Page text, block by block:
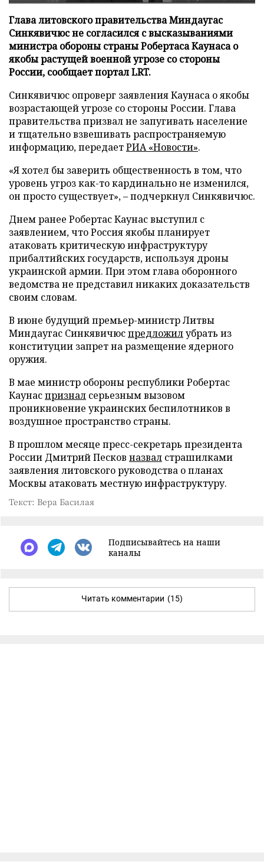
Глава литовского правительства Миндаугас
Синкявичюс не согласился с высказываниями
министра обороны страны Робертаса Каунаса о
якобы растущей военной угрозе со стороны
России, сообщает портал LRT.
Синкявичюс опроверг заявления Каунаса о якобы
возрастающей угрозе со стороны России. Глава
правительства призвал не запугивать население
и тщательно взвешивать распространяемую
информацию, передаетРИА «Новости».
«Я хотел бы заверить общественность в том, что
уровень угроз как-то кардинально не изменился,
он просто существует», – подчеркнул Синкявичюс.
Днем ранее Робертас Каунас выступил с
заявлением, что Россия якобы планирует
атаковать критическую инфраструктуру
прибалтийских государств, используя дроны
украинской армии. При этом глава оборонного
ведомства не представил никаких доказательств
своим словам.
В июне будущий премьер-министр Литвы
Миндаугас Синкявичюспредложилубрать из
конституции запрет на размещение ядерного
оружия.
В мае министр обороны республики Робертас
Каунаспризнал серьезным вызовом
проникновение украинских беспилотников в
воздушное пространство страны.
В прошлом месяце пресс-секретарь президента
России Дмитрий Песков назвал страшилками
заявления литовского руководства о планах
Москвы атаковать местную инфраструктуру.
Текст: Вера Басилая
Подписывайтесь на наши
каналы
Читать комментарии (15)